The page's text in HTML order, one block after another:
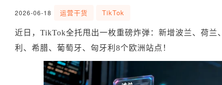
2026-06-18 运营干货 TikTok
近日，TikTok全托甩出一枚重磅炸弹：新增波兰、荷兰
利、希腊、葡萄牙、匈牙利8个欧洲站点！